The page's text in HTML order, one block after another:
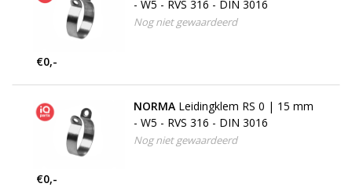
- W5 - RVS 316 - DIN 3016
Nog niet gewaardeerd
€0,-
NORMA Leidingklem RS 0 | 15 mm
- W5 - RVS 316 - DIN 3016
Nog niet gewaardeerd
€0,-